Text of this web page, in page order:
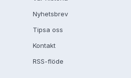
Nyhetsbrev
Tipsa oss
Kontakt
RSS-flöde